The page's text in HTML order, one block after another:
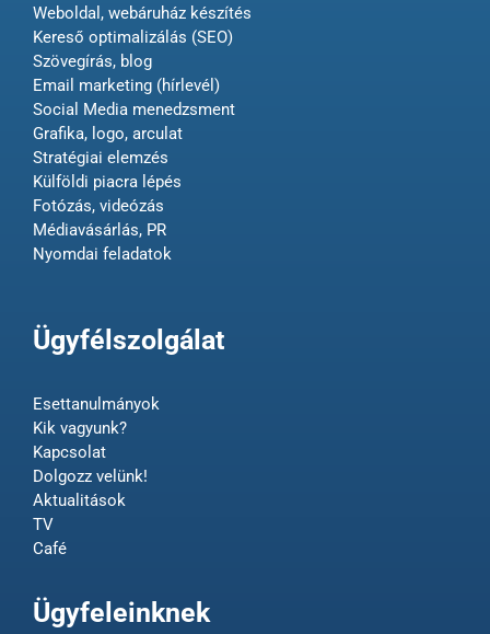
Weboldal, webáruház készítés
Kereső optimalizálás (SEO)
Szövegírás, blog
Email marketing (hírlevél)
Social Media menedzsment
Grafika, logo, arculat
Stratégiai elemzés
Külföldi piacra lépés
Fotózás, videózás
Médiavásárlás, PR
Nyomdai feladatok
Ügyfélszolgálat
Esettanulmányok
Kik vagyunk?
Kapcsolat
Dolgozz velünk!
Aktualitások
TV
Café
Ügyfeleinknek